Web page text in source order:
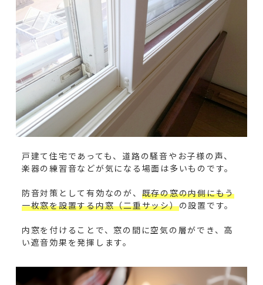
戸建て住宅であっても、道路の騒音やお子様の声、
楽器の練習音などが気になる場面は多いものです。
防音対策として有効なのが、 既存の窓の内側にもう
一枚窓を設置する内窓（二重サッシ）の設置です。
内窓を付けることで、窓の間に空気の層ができ、高
い遮音効果を発揮します。